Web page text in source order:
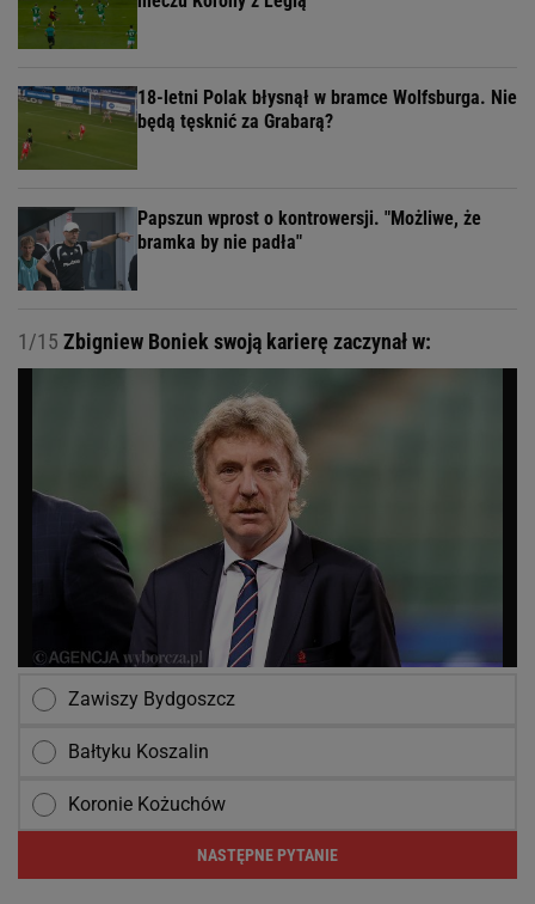
18-letni Polak błysnął w bramce Wolfsburga. Nie
będą tęsknić za Grabarą?
Papszun wprost o kontrowersji. "Możliwe, że
bramka by nie padła"
1/15 Zbigniew Boniek swoją karierę zaczynał w:
Zawiszy Bydgoszcz
Bałtyku Koszalin
Koronie Kożuchów
NASTĘPNE PYTANIE